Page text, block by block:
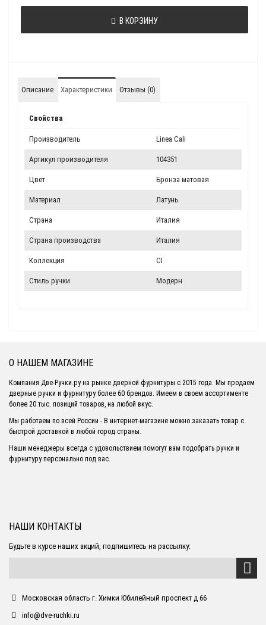
В КОРЗИНУ
Описание Характеристики Отзывы (0)
Свойства
Производитель Linea Cali
Артикул производителя 104351
Цвет Бронза матовая
Материал Латунь
Страна Италия
Страна производства Италия
Коллекция CI
Стиль ручки Модерн
О НАШЕМ МАГАЗИНЕ
Компания Две-Ручки.ру на рынке дверной фурнитуры с 2015 года. Мы продаем
дверные ручки и фурнитуру более 60 брендов. Имеем в своем ассортименте
более 20 тыс. позиций товаров, на любой вкус.
Мы работаем по всей России - В интернет-магазине можно заказать товар с
быстрой доставкой в любой город страны.
Наши менеджеры всегда с удовольствием помогут вам подобрать ручки и
фурнитуру персонально под вас.
НАШИ КОНТАКТЫ
Будьте в курсе наших акций, подпишитесь на рассылку:
Московская область г. Химки Юбилейный проспект д 66
info@dve-ruchki.ru